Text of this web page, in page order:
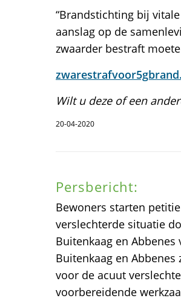
“Brandstichting bij
aanslag op de
zwaarder bestraft
Wilt u deze of een
20-04-2020
Persbericht:
Bewoners starten
verslechterde situatie
Buitenkaag en
Buitenkaag en
voor de acuut
voorbereidende